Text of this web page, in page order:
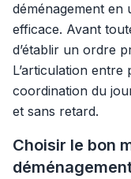
déménagement en
efficace. Avant
d’établir un ordre
L’articulation
coordination du
et sans retard.
Choisir le bon